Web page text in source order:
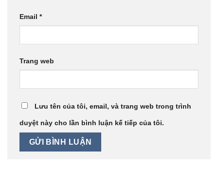
Email *
Trang web
Lưu tên của tôi, email, và trang web trong trình
duyệt này cho lần bình luận kế tiếp của tôi.